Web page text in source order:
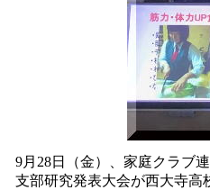
9月28日（金）、家庭クラブ
支部研究発表大会が西大寺高